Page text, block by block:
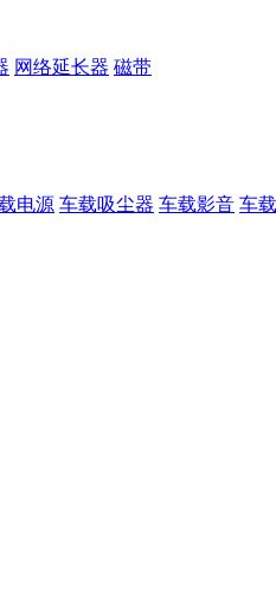
网络延长器 磁带
电源 车载吸尘器 车载影音 车